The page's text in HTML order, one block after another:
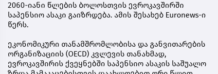
2060-იანი წლების ბოლოსთვის ევროკავშირში
საპენსიო ასაკი გაიზრდება. ამის შესახებ Euronews-ი
წერს.
ეკონომიკური თანამშრომლობისა და განვითარების
ორგანიზაციის (OECD) კვლევის თანახმად,
ევროკავშირის ქვეყნებში საპენსიო ასაკის საშუალო